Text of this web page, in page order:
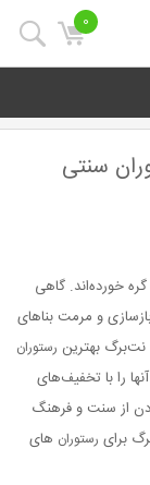
0
سنتی
خورده‌اند. گاهی
و مرمت بناهای
نت‌برگ بهترین رستوران
را با تخفیف‌های
از سنت و فرهنگ
برای رستوران های